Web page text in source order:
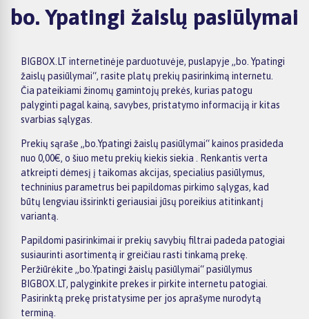
bo. Ypatingi žaislų pasiūlymai
BIGBOX.LT internetinėje parduotuvėje, puslapyje „bo. Ypatingi
žaislų pasiūlymai“, rasite platų prekių pasirinkimą internetu.
Čia pateikiami žinomų gamintojų prekės, kurias patogu
palyginti pagal kainą, savybes, pristatymo informaciją ir kitas
svarbias sąlygas.
Prekių sąraše „bo.Ypatingi žaislų pasiūlymai“ kainos prasideda
nuo 0,00€, o šiuo metu prekių kiekis siekia . Renkantis verta
atkreipti dėmesį į taikomas akcijas, specialius pasiūlymus,
techninius parametrus bei papildomas pirkimo sąlygas, kad
būtų lengviau išsirinkti geriausiai jūsų poreikius atitinkantį
variantą.
Papildomi pasirinkimai ir prekių savybių filtrai padeda patogiai
susiaurinti asortimentą ir greičiau rasti tinkamą prekę.
Peržiūrėkite „bo.Ypatingi žaislų pasiūlymai“ pasiūlymus
BIGBOX.LT, palyginkite prekes ir pirkite internetu patogiai.
Pasirinktą prekę pristatysime per jos aprašyme nurodytą
terminą.